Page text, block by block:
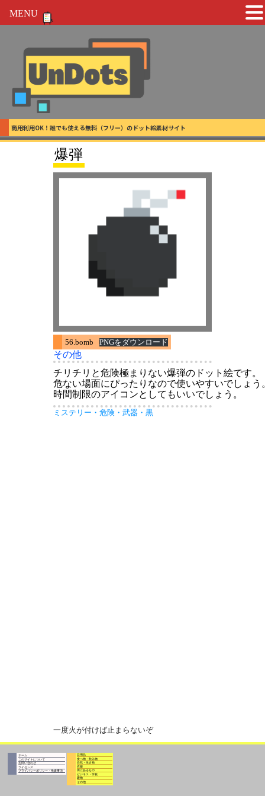
商用利用OK！誰でも使える無料（フリー）のドット絵素材サイト
爆弾
56.bomb PNGをダウンロード
その他
チリチリと危険極まりない爆弾のドット絵です。
危ない場面にぴったりなので使いやすいでしょう
時間制限のアイコンとしてもいいでしょう。
ミステリー ・ 危険・ 武器・ 黒
一度火が付けば止まらないぞ
ホーム
このサイトについて
お問い合わせ
ライセンス
プライバシーポリシー・免責事項
日用品
食べ物・飲み物
自然・生き物
衣服
街にあるもの
ビジネス・学校
建物
その他
MENU